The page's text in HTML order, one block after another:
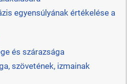
egyensúlyának értékelése a
és szárazsága
szövetének, izmainak